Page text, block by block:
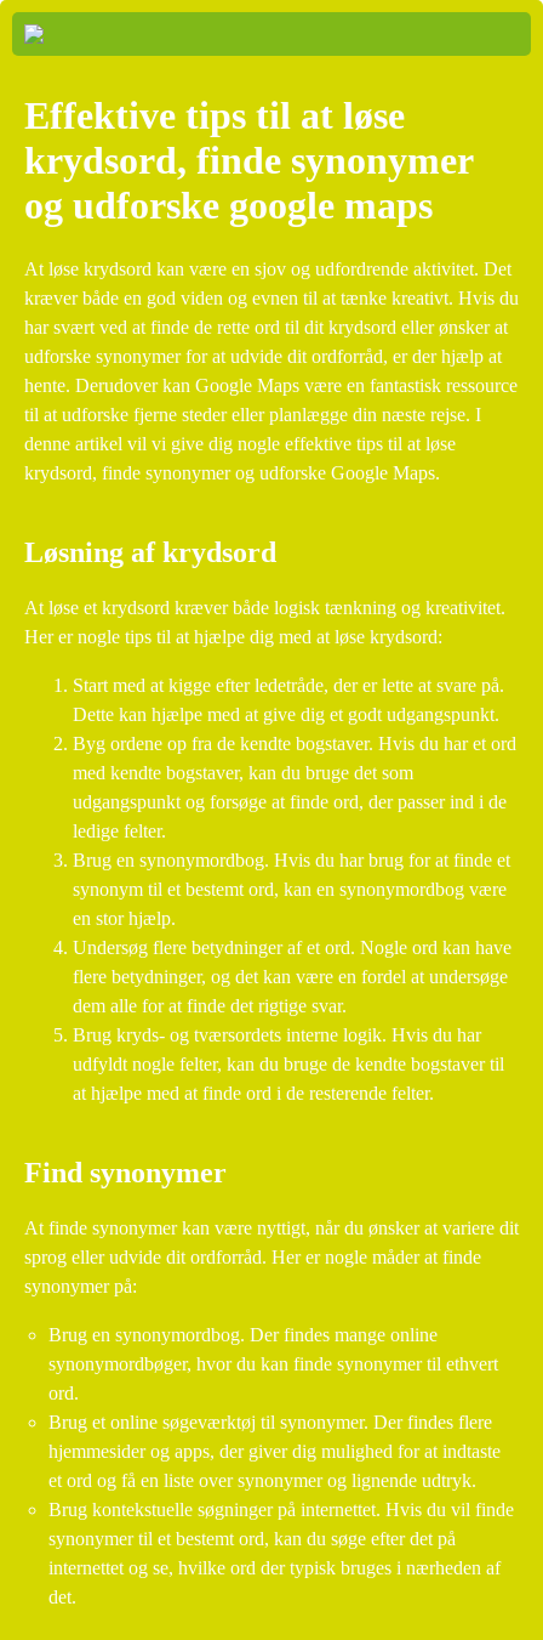
Effektive tips til at løse
krydsord, finde synonymer
og udforske google maps
At løse krydsord kan være en sjov og udfordrende aktivitet. Det
kræver både en god viden og evnen til at tænke kreativt. Hvis du
har svært ved at finde de rette ord til dit krydsord eller ønsker at
udforske synonymer for at udvide dit ordforråd, er der hjælp at
hente. Derudover kan Google Maps være en fantastisk ressource
til at udforske fjerne steder eller planlægge din næste rejse. I
denne artikel vil vi give dig nogle effektive tips til at løse
krydsord, finde synonymer og udforske Google Maps.
Løsning af krydsord
At løse et krydsord kræver både logisk tænkning og kreativitet.
Her er nogle tips til at hjælpe dig med at løse krydsord:
Start med at kigge efter ledetråde, der er lette at svare på.
Dette kan hjælpe med at give dig et godt udgangspunkt.
Byg ordene op fra de kendte bogstaver. Hvis du har et ord
med kendte bogstaver, kan du bruge det som
udgangspunkt og forsøge at finde ord, der passer ind i de
ledige felter.
Brug en synonymordbog. Hvis du har brug for at finde et
synonym til et bestemt ord, kan en synonymordbog være
en stor hjælp.
Undersøg flere betydninger af et ord. Nogle ord kan have
flere betydninger, og det kan være en fordel at undersøge
dem alle for at finde det rigtige svar.
Brug kryds- og tværsordets interne logik. Hvis du har
udfyldt nogle felter, kan du bruge de kendte bogstaver til
at hjælpe med at finde ord i de resterende felter.
Find synonymer
At finde synonymer kan være nyttigt, når du ønsker at variere dit
sprog eller udvide dit ordforråd. Her er nogle måder at finde
synonymer på:
Brug en synonymordbog. Der findes mange online
synonymordbøger, hvor du kan finde synonymer til ethvert
ord.
Brug et online søgeværktøj til synonymer. Der findes flere
hjemmesider og apps, der giver dig mulighed for at indtaste
et ord og få en liste over synonymer og lignende udtryk.
Brug kontekstuelle søgninger på internettet. Hvis du vil finde
synonymer til et bestemt ord, kan du søge efter det på
internettet og se, hvilke ord der typisk bruges i nærheden af
det.